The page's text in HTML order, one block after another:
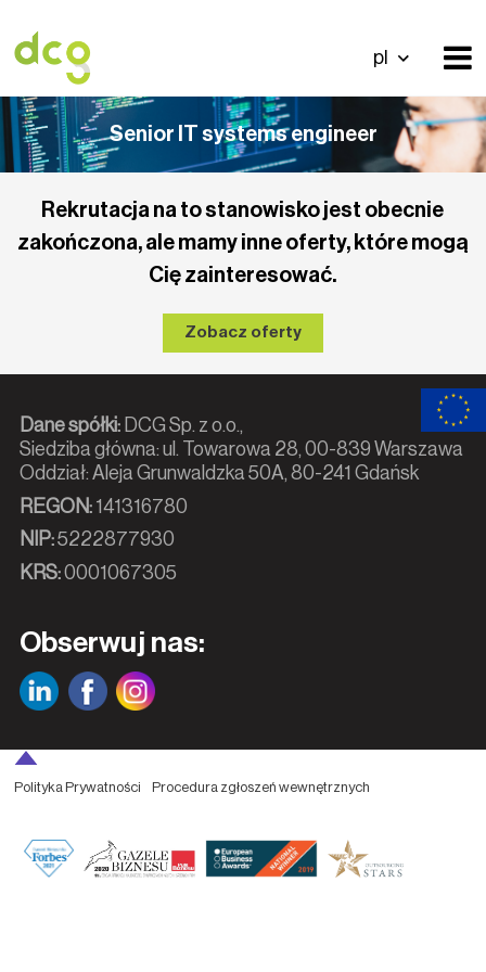
pl
Senior IT systems engineer
Rekrutacja na to stanowisko jest obecnie
zakończona, ale mamy inne oferty, które mogą
Cię zainteresować.
Zobacz oferty
Dane spółki:DCG Sp. z o.o.,
Siedziba główna: ul. Towarowa 28, 00-839 Warszawa
Oddział: Aleja Grunwaldzka 50A, 80-241 Gdańsk
REGON:141316780
NIP:5222877930
KRS:0001067305
Obserwuj nas:
Polityka Prywatności Procedura zgłoszeń wewnętrznych